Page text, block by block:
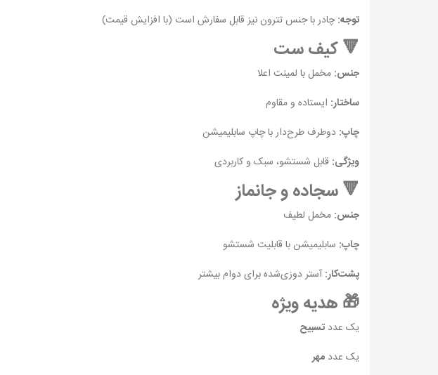
توجه:چادر با جنس تترون نیز قابل سفارش است (با افزایش قیمت)
🔻 کیف ست
جنس: مخمل با لمینت اعلا
ساختار: ایستاده و مقاوم
چاپ: دوطرف طرح‌دار با چاپ سابلیمیشن
ویژگی: قابل شستشو، سبک و کاربردی
🔻 سجاده و جانماز
جنس: مخمل لطیف
چاپ: سابلیمیشن با قابلیت شستشو
پشت‌کار: آستر دوزی‌شده برای دوام بیشتر
🎁 هدیه ویژه
یک عدد تسبیح
یک عدد مهر